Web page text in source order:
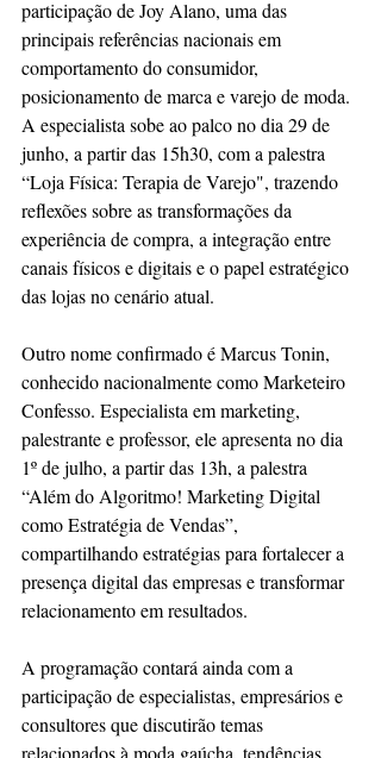
participação de Joy Alano, uma das
principais referências nacionais em
comportamento do consumidor,
posicionamento de marca e varejo de moda.
A especialista sobe ao palco no dia 29 de
junho, a partir das 15h30, com a palestra
“Loja Física: Terapia de Varejo", trazendo
reflexões sobre as transformações da
experiência de compra, a integração entre
canais físicos e digitais e o papel estratégico
das lojas no cenário atual.
Outro nome confirmado é Marcus Tonin,
conhecido nacionalmente como Marketeiro
Confesso. Especialista em marketing,
palestrante e professor, ele apresenta no dia
1º de julho, a partir das 13h, a palestra
“Além do Algoritmo! Marketing Digital
como Estratégia de Vendas”,
compartilhando estratégias para fortalecer a
presença digital das empresas e transformar
relacionamento em resultados.
A programação contará ainda com a
participação de especialistas, empresários e
consultores que discutirão temas
relacionados à moda gaúcha, tendências